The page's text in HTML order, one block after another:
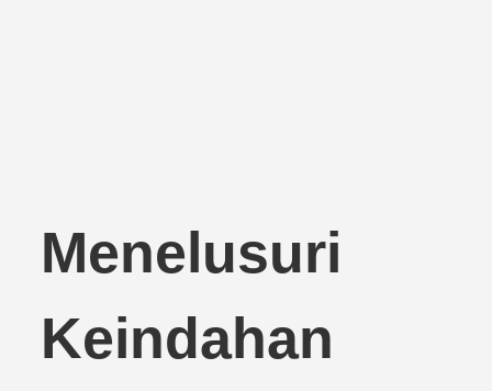
Menelusuri
Keindahan